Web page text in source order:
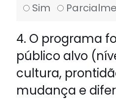
Sim
4. O programa
público alvo
cultura,
mudança e